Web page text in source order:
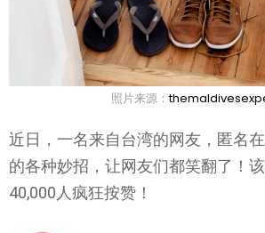
照片来源：
近日，一名来自台湾的网友，匿名
的各种妙招，让网友们都笑翻了！
40,000人疯狂按赞！